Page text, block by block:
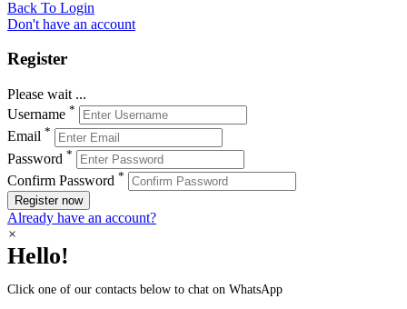
Back To Login
Don't have an account
Register
Please wait ...
Username *
Email *
Password *
Confirm Password *
Register now
Already have an account?
×
Hello!
Click one of our contacts below to chat on WhatsApp